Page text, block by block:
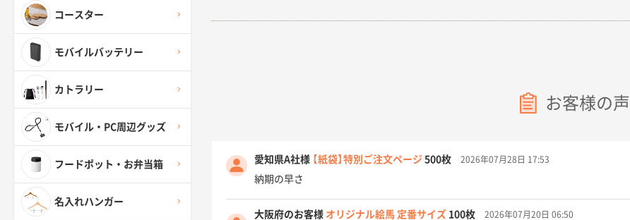
コースター
モバイルバッテリー
カトラリー
モバイル・PC周辺グッズ
フードポット・お弁当箱
名入れハンガー
お客様の声
愛知県A社様 【紙袋】特別ご注文ページ 500枚 2026年07月28日 17:53
納期の早さ
大阪府のお客様 オリジナル絵馬 定番サイズ 100枚 2026年07月20日 06:50